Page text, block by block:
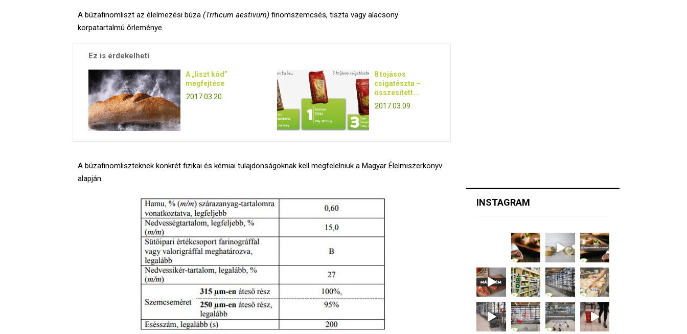
A búzafinomliszt az élelmezési búza (Triticum aestivum) finomszemcsés, tiszta vagy alacsony
korpatartalmú őrleménye.
Ez is érdekelheti
A „liszt kód”
megfejtése
2017.03.20.
8 tojásos
csigatészta –
összesített...
2017.03.09.
A búzafinomliszteknek konkrét fizikai és kémiai tulajdonságoknak kell megfelelniük a Magyar Élelmiszerkönyv
alapján.
INSTAGRAM